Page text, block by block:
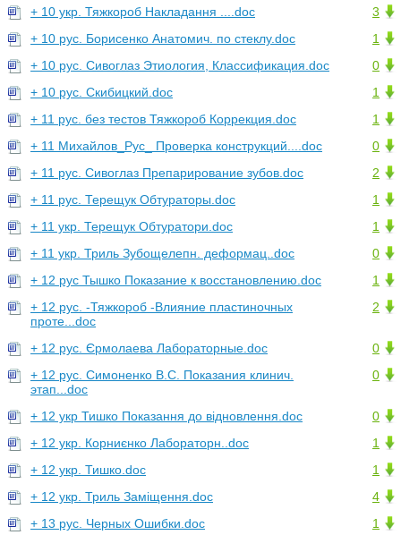
3
+ 10 укр. Тяжкороб Накладання ....doc
1
+ 10 рус. Борисенко Анатомич. по стеклу.doc
0
+ 10 рус. Сивоглаз Этиология, Классификация.doc
1
+ 10 рус. Скибицкий.doc
1
+ 11 рус. без тестов Тяжкороб Коррекция.doc
0
+ 11 Михайлов_Рус_ Проверка конструкций....doc
2
+ 11 рус. Сивоглаз Препарирование зубов.doc
1
+ 11 рус. Терещук Обтураторы.doc
1
+ 11 укр. Терещук Обтуратори.doc
0
+ 11 укр. Триль Зубощелепн. деформац..doc
1
+ 12 рус Тышко Показание к восстановлению.doc
2
+ 12 рус. -Тяжкороб -Влияние пластиночных
проте...doc
0
+ 12 рус. Єрмолаева Лабораторные.doc
0
+ 12 рус. Симоненко В.С. Показания клинич.
этап...doc
0
+ 12 укр Тишко Показання до відновлення.doc
1
+ 12 укр. Корниєнко Лабораторн..doc
1
+ 12 укр. Тишко.doc
4
+ 12 укр. Триль Заміщення.doc
1
+ 13 рус. Черных Ошибки.doc